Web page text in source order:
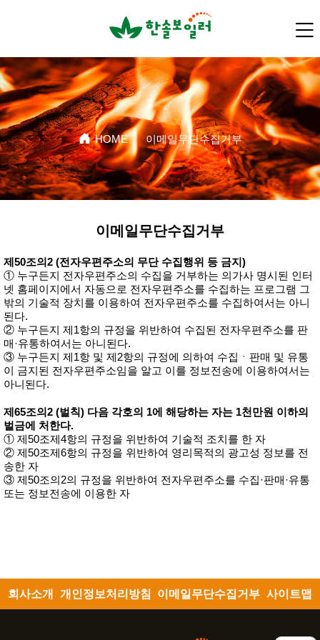
HOME · 이메일무단수집거부
이메일무단수집거부
제50조의2 (전자우편주소의 무단 수집행위 등 금지)
① 누구든지 전자우편주소의 수집을 거부하는 의가사 명시된 인터
넷 홈페이지에서 자동으로 전자우편주소를 수집하는 프로그램 그
밖의 기술적 장치를 이용하여 전자우편주소를 수집하여서는 아니
된다.
② 누구든지 제1항의 규정을 위반하여 수집된 전자우편주소를 판
매·유통하여서는 아니된다.
③ 누구든지 제1항 및 제2항의 규정에 의하여 수집ㆍ판매 및 유통
이 금지된 전자우편주소임을 알고 이를 정보전송에 이용하여서는
아니된다.
제65조의2 (벌칙) 다음 각호의 1에 해당하는 자는 1천만원 이하의
벌금에 처한다.
① 제50조제4항의 규정을 위반하여 기술적 조치를 한 자
② 제50조제6항의 규정을 위반하여 영리목적의 광고성 정보를 전
송한 자
③ 제50조의2의 규정을 위반하여 전자우편주소를 수집·판매·유통
또는 정보전송에 이용한 자
회사소개 개인정보처리방침 이메일무단수집거부 사이트맵